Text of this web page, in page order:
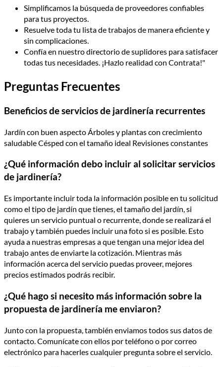
Simplificamos la búsqueda de proveedores confiables
para tus proyectos.
Resuelve toda tu lista de trabajos de manera eficiente y
sin complicaciones.
Confía en nuestro directorio de suplidores para satisfacer
todas tus necesidades. ¡Hazlo realidad con Contrata!"
Preguntas Frecuentes
Beneficios de servicios de jardinería recurrentes
Jardín con buen aspecto Árboles y plantas con crecimiento
saludable Césped con el tamaño ideal Revisiones constantes
¿Qué información debo incluir al solicitar servicios
de jardinería?
Es importante incluir toda la información posible en tu solicitud
como el tipo de jardín que tienes, el tamaño del jardín, si
quieres un servicio puntual o recurrente, donde se realizará el
trabajo y también puedes incluir una foto si es posible. Esto
ayuda a nuestras empresas a que tengan una mejor idea del
trabajo antes de enviarte la cotización. Mientras más
información acerca del servicio puedas proveer, mejores
precios estimados podrás recibir.
¿Qué hago si necesito más información sobre la
propuesta de jardinería me enviaron?
Junto con la propuesta, también enviamos todos sus datos de
contacto. Comunícate con ellos por teléfono o por correo
electrónico para hacerles cualquier pregunta sobre el servicio.